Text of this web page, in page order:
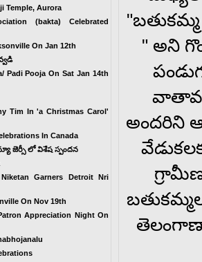
Temple, Aurora
(bakta) Celebrated
On Jan 12th
Padi Pooja On Sat Jan 14th
Tim In 'a Christmas Carol'
In Canada
జెర్సీ లో విశేష స్పందన
Garners Detroit Nri
On Nov 19th
Appreciation Night On
" అని
అందరిని
తెలంగాణా